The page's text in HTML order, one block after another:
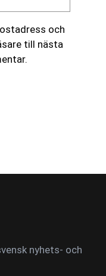
och
till nästa
nyhets- och